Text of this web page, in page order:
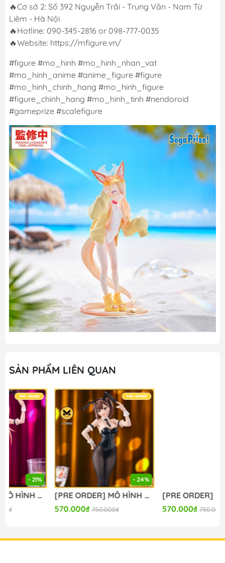
🔥Cơ sở 2: Số 392 Nguyễn Trãi - Trung Văn - Nam Từ
Liêm - Hà Nội
🔥Hotline: 090-345-2816 or 098-777-0035
🔥Website: https://mfigure.vn/
#figure #mo_hinh #mo_hinh_nhan_vat
#mo_hinh_anime #anime_figure #figure
#mo_hinh_chinh_hang #mo_hinh_figure
#figure_chinh_hang #mo_hinh_tinh #nendoroid
#gameprize #scalefigure
SẢN PHẨM LIÊN QUAN
[PRE ORDER] MÔ HÌNH Seitokai ni mo Ana wa Aru! - Kotobuki Hisako - BiCute Bunnies (FuRyu) FIGURE CHÍNH HÃNG
570.000₫
750.000₫
[PRE ORDER] MÔ HÌNH To Aru Kagaku no Railgun - Misaka Mikoto - Moflock - Fluffy Bunny Ver. (Taito) FIGURE CHÍNH HÃNG
570.000₫
750.000₫